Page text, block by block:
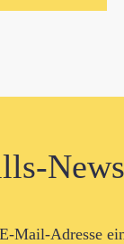
Mail-Adresse